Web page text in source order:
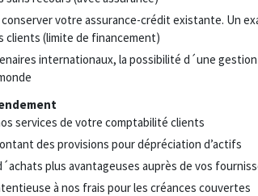
votre assurance-crédit existante. Un
clients (limite de financement)
internationaux, la possibilité d´une
services de votre comptabilité clients
des provisions pour dépréciation d’actifs
plus avantageuses auprès de vos
à nos frais pour les créances couvertes